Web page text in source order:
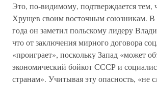
Это, по-видимому, подтверждается тем,
Хрущев своим восточным союзникам. В
года он заметил польскому лидеру
что от заключения мирного договора
«проиграет», поскольку Запад «может
экономический бойкот СССР и
странам». Учитывая эту опасность, «не